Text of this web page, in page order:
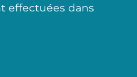
effectuées dans